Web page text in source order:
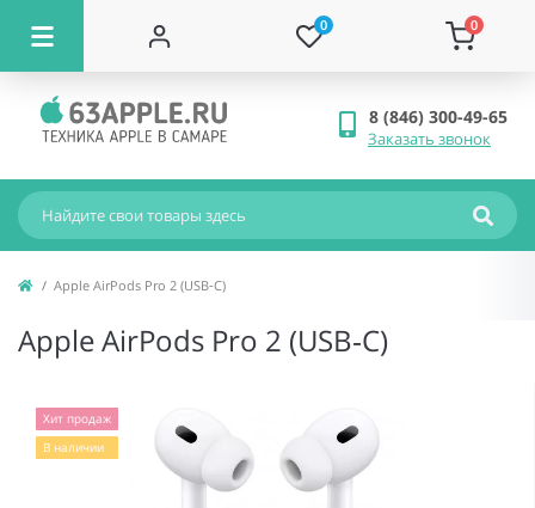
0 0
8 (846) 300-49-65
Заказать звонок
Apple AirPods Pro 2 (USB‑C)
Apple AirPods Pro 2 (USB‑C)
Хит продаж
В наличии